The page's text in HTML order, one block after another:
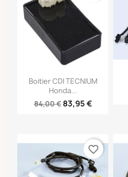
Boitier CDI TECNIUM
Honda...
84,00 € 83,95 €
favorite_border